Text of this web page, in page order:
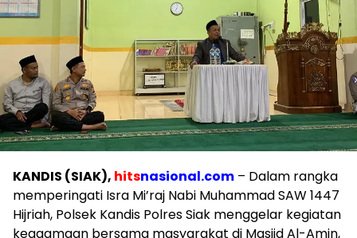
KANDIS (SIAK), hitsnasional.com – Dalam rangka
memperingati Isra Mi’raj Nabi Muhammad SAW 1447
Hijriah, Polsek Kandis Polres Siak menggelar kegiatan
keagamaan bersama masyarakat di Masjid Al-Amin,